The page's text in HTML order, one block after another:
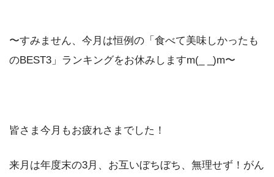
〜すみません、今月は恒例の「食べて美味しかったも
のBEST3」ランキングをお休みしますm(_ _)m〜
皆さま今月もお疲れさまでした！
来月は年度末の3月、お互いぼちぼち、無理せず！がん